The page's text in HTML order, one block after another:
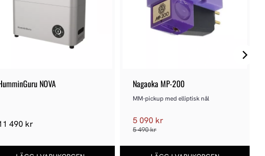
NOVA
490 kr
Nagaoka MP-200
MM-pickup med elliptisk nål
5 090 kr
5 490 kr